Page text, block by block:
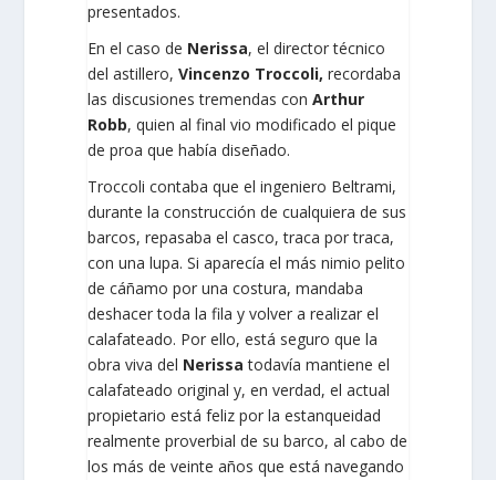
presentados.
En el caso de Nerissa, el director técnico
del astillero, Vincenzo Troccoli, recordaba
las discusiones tremendas con Arthur
Robb, quien al final vio modificado el pique
de proa que había diseñado.
Troccoli contaba que el ingeniero Beltrami,
durante la construcción de cualquiera de sus
barcos, repasaba el casco, traca por traca,
con una lupa. Si aparecía el más nimio pelito
de cáñamo por una costura, mandaba
deshacer toda la fila y volver a realizar el
calafateado. Por ello, está seguro que la
obra viva del Nerissa todavía mantiene el
calafateado original y, en verdad, el actual
propietario está feliz por la estanqueidad
realmente proverbial de su barco, al cabo de
los más de veinte años que está navegando